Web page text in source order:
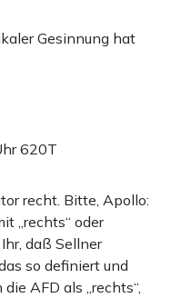
Gesinnung hat
620T
recht. Bitte, Apollo:
„rechts“ oder
daß Sellner
so definiert und
AFD als „rechts“,